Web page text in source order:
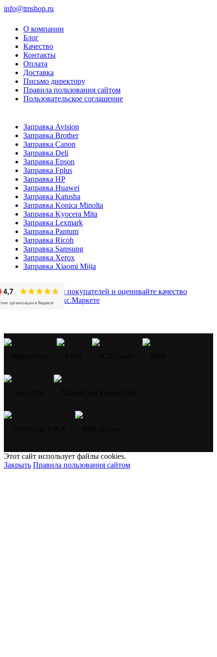
info@tmshop.ru
О компании
Блог
Качество
Контакты
Оплата
Доставка
Письмо директору
Правила пользования сайтом
Пользовательское соглашение
Заправка Avision
Заправка Brother
Заправка Canon
Заправка Deli
Заправка Epson
Заправка Fplus
Заправка HP
Заправка Huawei
Заправка Katusha
Заправка Konica Minolta
Заправка Kyocera Mita
Заправка Lexmark
Заправка Pantum
Заправка Ricoh
Заправка Samsung
Заправка Xerox
Заправка Xiaomi Mijia
Этот сайт использует файлы cookies.
Закрыть Правила пользования сайтом